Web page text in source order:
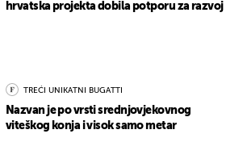
hrvatska projekta dobila potporu za razvoj
TREĆI UNIKATNI BUGATTI
Nazvan je po vrsti srednjovjekovnog
viteškog konja i visok samo metar